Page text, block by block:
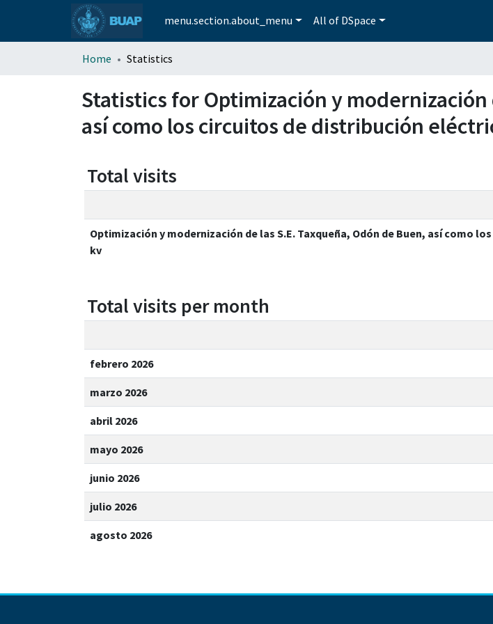
menu.section.about_menu All of DSpace
Home Statistics
Statistics for Optimización y modernización
así como los circuitos de distribución
Total visits
Optimización y modernización de las S.E. Taxqueña, Odón de Buen, así como
kv
Total visits per month
febrero 2026
marzo 2026
abril 2026
mayo 2026
junio 2026
julio 2026
agosto 2026